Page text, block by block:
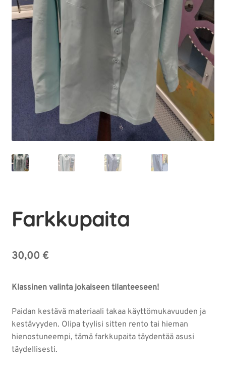
Farkkupaita
30,00 €
Klassinen valinta jokaiseen tilanteeseen!
Paidan kestävä materiaali takaa käyttömukavuuden ja
kestävyyden. Olipa tyylisi sitten rento tai hieman
hienostuneempi, tämä farkkupaita täydentää asusi
täydellisesti.